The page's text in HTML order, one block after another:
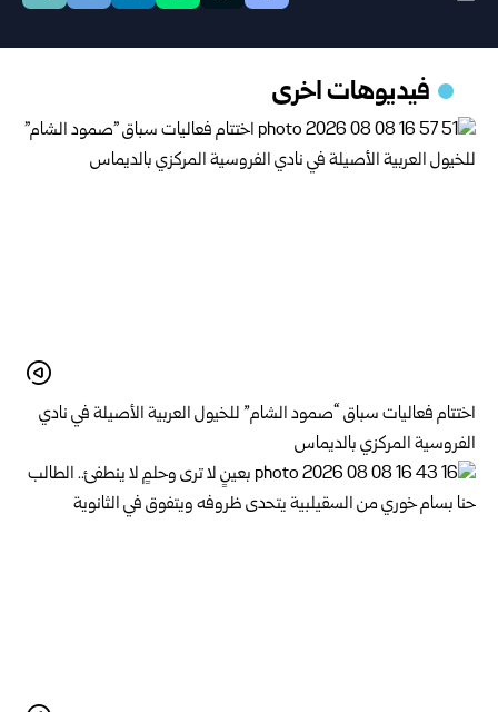
فيديوهات اخرى
اختتام فعاليات سباق “صمود الشام” للخيول العربية الأصيلة في نادي
الفروسية المركزي بالديماس